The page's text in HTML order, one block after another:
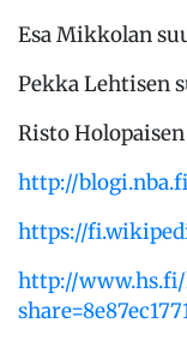
Esa Mikkolan
Pekka Lehtisen
Risto
http://
https://
http://